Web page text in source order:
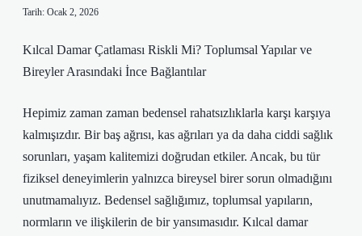
Tarih: Ocak 2, 2026
Kılcal Damar Çatlaması Riskli Mi? Toplumsal Yapılar ve
Bireyler Arasındaki İnce Bağlantılar
Hepimiz zaman zaman bedensel rahatsızlıklarla karşı karşıya
kalmışızdır. Bir baş ağrısı, kas ağrıları ya da daha ciddi sağlık
sorunları, yaşam kalitemizi doğrudan etkiler. Ancak, bu tür
fiziksel deneyimlerin yalnızca bireysel birer sorun olmadığını
unutmamalıyız. Bedensel sağlığımız, toplumsal yapıların,
normların ve ilişkilerin de bir yansımasıdır. Kılcal damar